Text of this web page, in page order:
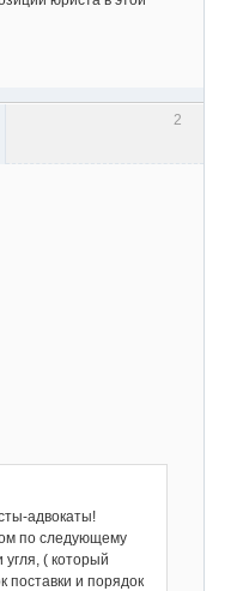
2
адвокаты!
по следующему
угля, ( который
поставки и порядок